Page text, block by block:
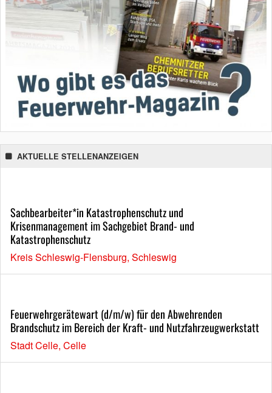
AKTUELLE STELLENANZEIGEN
Sachbearbeiter*in Katastrophenschutz und
Krisenmanagement im Sachgebiet Brand- und
Katastrophenschutz
Kreis Schleswig-Flensburg, Schleswig
Feuerwehrgerätewart (d/m/w) für den Abwehrenden
Brandschutz im Bereich der Kraft- und Nutzfahrzeugwerkstatt
Stadt Celle, Celle